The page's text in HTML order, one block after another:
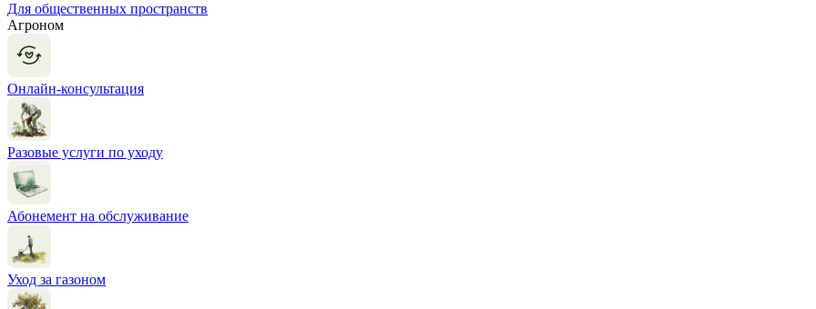
Для общественных пространств
Агроном
Онлайн-консультация
Разовые услуги по уходу
Абонемент на обслуживание
Уход за газоном